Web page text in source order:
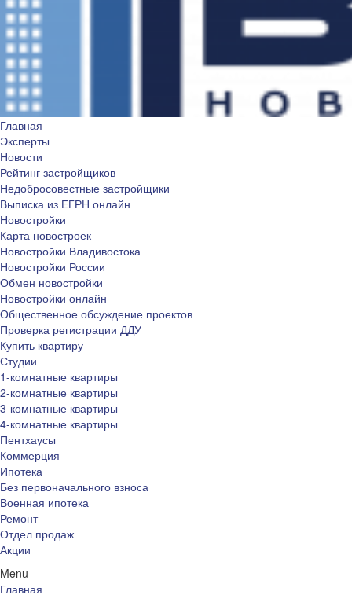
Главная
Эксперты
Новости
Рейтинг застройщиков
Недобросовестные застройщики
Выписка из ЕГРН онлайн
Новостройки
Карта новостроек
Новостройки Владивостока
Новостройки России
Обмен новостройки
Новостройки онлайн
Общественное обсуждение проектов
Проверка регистрации ДДУ
Купить квартиру
Студии
1-комнатные квартиры
2-комнатные квартиры
3-комнатные квартиры
4-комнатные квартиры
Пентхаусы
Коммерция
Ипотека
Без первоначального взноса
Военная ипотека
Ремонт
Отдел продаж
Акции
Menu
Главная